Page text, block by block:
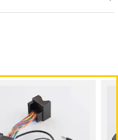
Installationen är snabb
brett urval av BMW- och
passform och funktion